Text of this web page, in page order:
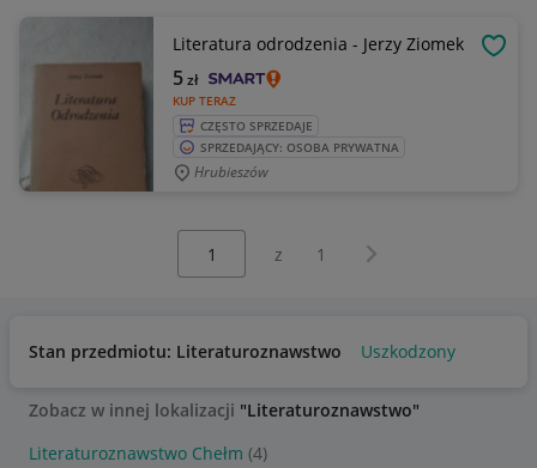
Literatura odrodzenia - Jerzy Ziomek
KUP TERAZ
5zł
CZĘSTO SPRZEDAJE
SPRZEDAJĄCY: OSOBA PRYWATNA
Hrubieszów
z 1 Następna strona
Stan przedmiotu: Literaturoznawstwo Uszkodzony
Zobacz w innej lokalizacji "Literaturoznawstwo"
Literaturoznawstwo Chełm (4)